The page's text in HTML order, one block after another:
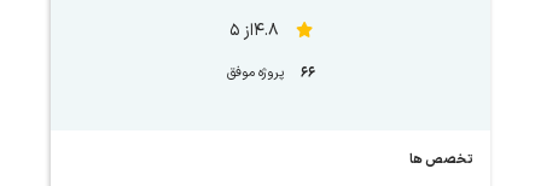
4.8از 5
66 پروژه موفق
تخصص ها